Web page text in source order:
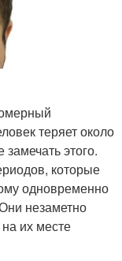
теряет около
этого.
которые
одновременно
незаметно
их месте